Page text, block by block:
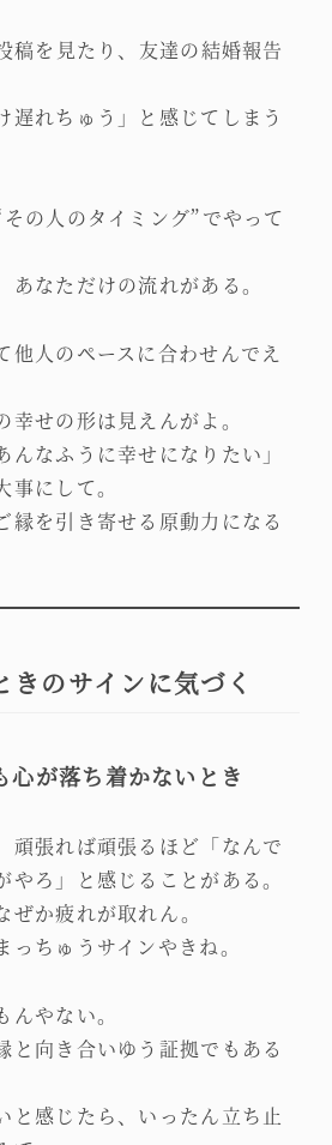
稿を見たり、友達の結婚報告
遅れちゅう」と感じてしまう
の人のタイミング”でやって
あなただけの流れがある。
他人のペースに合わせんでえ
せの形は見えんがよ。
んなふうに幸せになりたい」
にして。
縁を引き寄せる原動力になる
きのサインに気づく
心が落ち着かないとき
頑張れば頑張るほど「なんで
ろ」と感じることがある。
か疲れが取れん。
ちゅうサインやきね。
やない。
と向き合いゆう証拠でもある
と感じたら、いったん立ち止